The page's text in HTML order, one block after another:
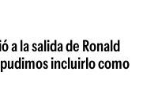
a la salida de Ronald
incluirlo como